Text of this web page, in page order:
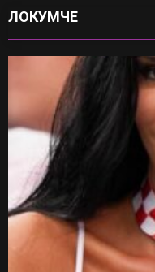
ЛОКУМЧЕ